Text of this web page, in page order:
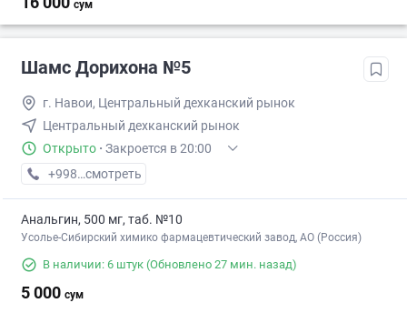
сум
Шамс Дорихона №5
г. Навои, Центральный дехканский рынок
Центральный дехканский рынок
Открыто · Закроется в 20:00
+998 (79) XXX-XX-XX
смотреть
Анальгин, 500 мг, таб. №10
Усолье-Сибирский химико фармацевтический завод, АО (Россия)
В наличии: 6 штук (Обновлено 27 мин. назад)
5 000 сум